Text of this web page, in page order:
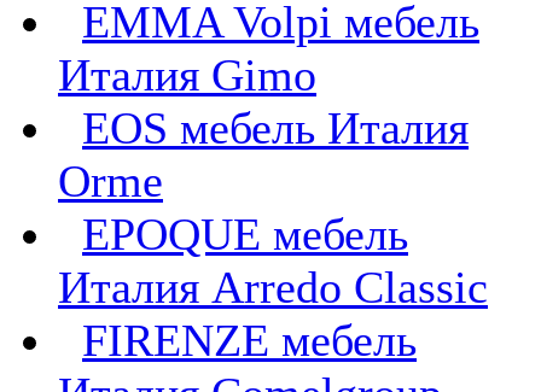
EMMA Volpi мебель
Италия Gimo
EOS мебель Италия
Orme
EPOQUE мебель
Италия Arredo Classic
FIRENZE мебель